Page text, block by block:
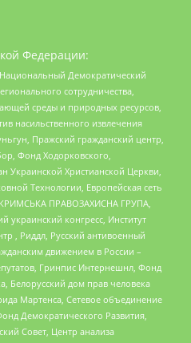
Федерации:
Демократический
сотрудничества,
среды и природных ресурсов,
насильственного извлечения
Пражский гражданский центр,
Фонд Ходорковского,
Украинской Христианской Церкви,
Технологии, Европейская сеть
КРИМСЬКА ПРАВОЗАХИСНА ГРУПА,
конгресс, Институт
, Риддл, Русский антивоенный
движением в России –
Гринпис Интернешнл, Фонд
Белорусский дом прав человека
Мартенса, Сетевое объединение
Демократического Развития,
Совет, Центр анализа